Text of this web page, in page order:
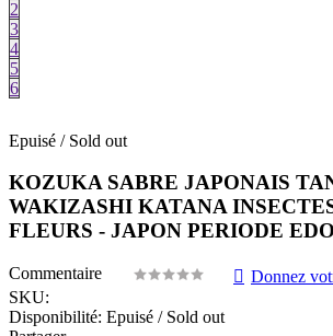
2
3
4
5
6
Epuisé / Sold out
KOZUKA SABRE JAPONAIS
WAKIZASHI KATANA
FLEURS - JAPON PERIODE
Commentaire
Donnez
SKU:
Disponibilité: Epuisé / Sold out